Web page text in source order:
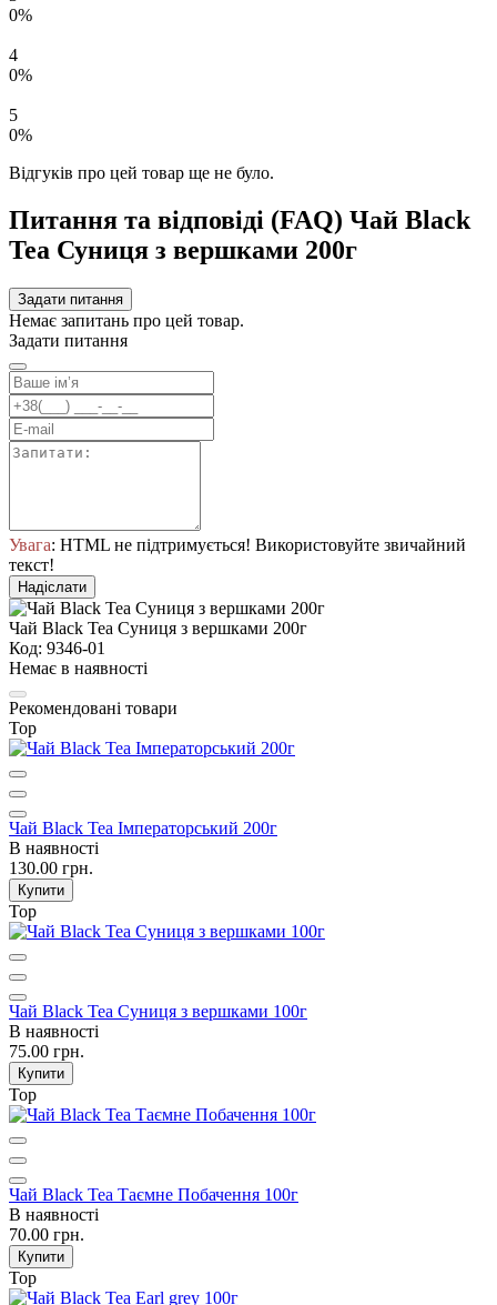
0%
4
0%
5
0%
Відгуків про цей товар ще не було.
Питання та відповіді (FAQ) Чай Black
Tea Суниця з вершками 200г
Задати питання
Немає запитань про цей товар.
Задати питання
Увага: HTML не підтримується! Використовуйте звичайний
текст!
Надіслати
Чай Black Tea Суниця з вершками 200г
Код: 9346-01
Немає в наявності
Рекомендовані товари
Top
Чай Black Tea Імператорський 200г
В наявності
130.00 грн.
Купити
Top
Чай Black Tea Суниця з вершками 100г
В наявності
75.00 грн.
Купити
Top
Чай Black Tea Таємне Побачення 100г
В наявності
70.00 грн.
Купити
Top